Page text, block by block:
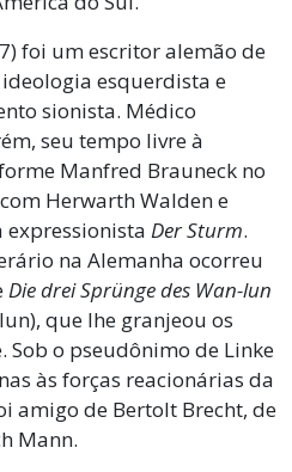
foi um escritor alemão de
esquerdista e
sionista. Médico
seu tempo livre à
Manfred Brauneck no
Herwarth Walden e
expressionista Der Sturm.
na Alemanha ocorreu
Die drei Sprünge des Wan-lun
que lhe granjeou os
Sob o pseudônimo de Linke
às forças reacionárias da
amigo de Bertolt Brecht, de
Mann.